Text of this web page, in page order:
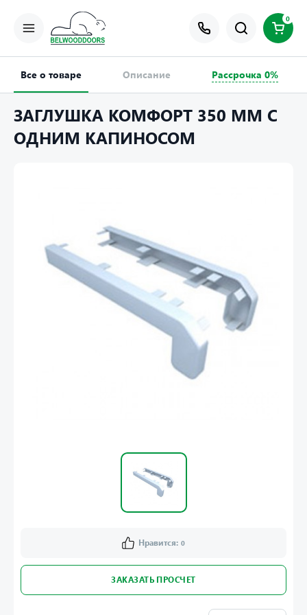
0
Все о товаре Описание Рассрочка 0%
ЗАГЛУШКА КОМФОРТ 350 ММ С
ОДНИМ КАПИНОСОМ
Нравится: 0
ЗАКАЗАТЬ ПРОСЧЕТ